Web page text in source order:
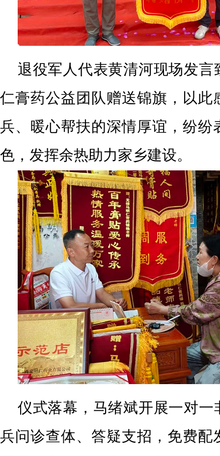
退役军人代表黄清河现场发言
仁膏药公益团队赠送锦旗，以此
兵、暖心帮扶的深情厚谊，纷纷
色，发挥余热助力家乡建设。
仪式落幕，马绪斌开展一对一
兵问诊查体、答疑支招，免费配